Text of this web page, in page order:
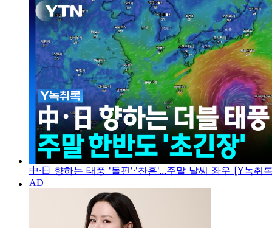
中·日 향하는 태풍 '돌핀'·'찬홈'...주말 날씨 좌우 [Y녹취